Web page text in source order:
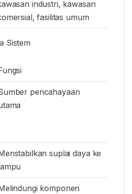
industri, kawasan
fasilitas umum
Sistem
pencahayaan
suplai daya ke
komponen